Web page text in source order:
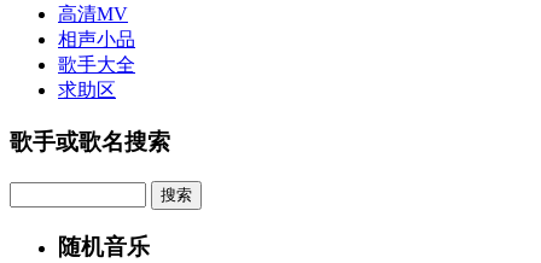
高清MV
相声小品
歌手大全
求助区
歌手或歌名搜索
随机音乐